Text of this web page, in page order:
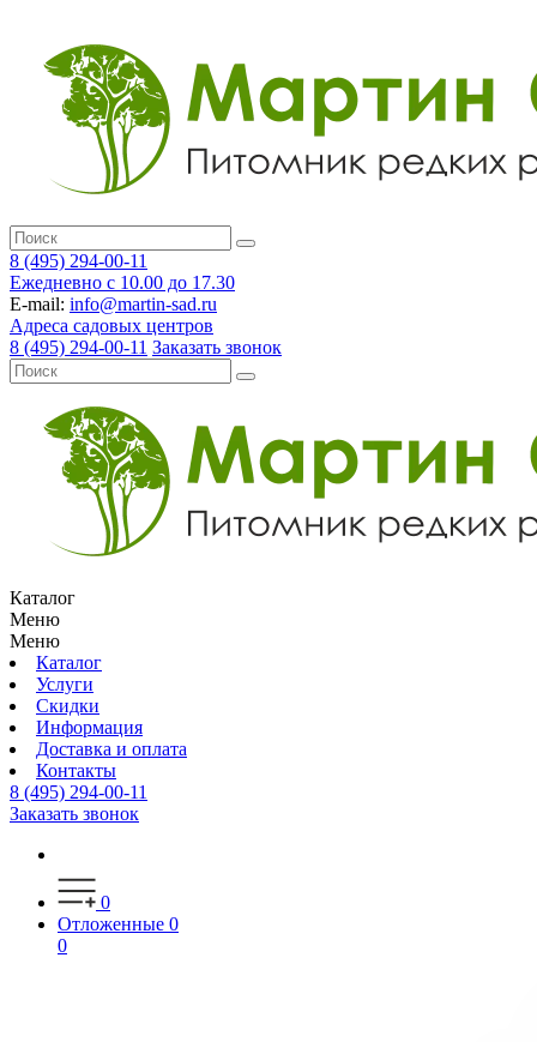
8 (495) 294-00-11
Ежедневно с 10.00 до 17.30
E-mail: info@martin-sad.ru
Адреса садовых центров
8 (495) 294-00-11 Заказать звонок
Каталог
Меню
Меню
Каталог
Услуги
Скидки
Информация
Доставка и оплата
Контакты
8 (495) 294-00-11
Заказать звонок
0
Отложенные 0
0